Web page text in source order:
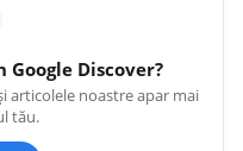
Discover?
articolele noastre apar mai
tău.